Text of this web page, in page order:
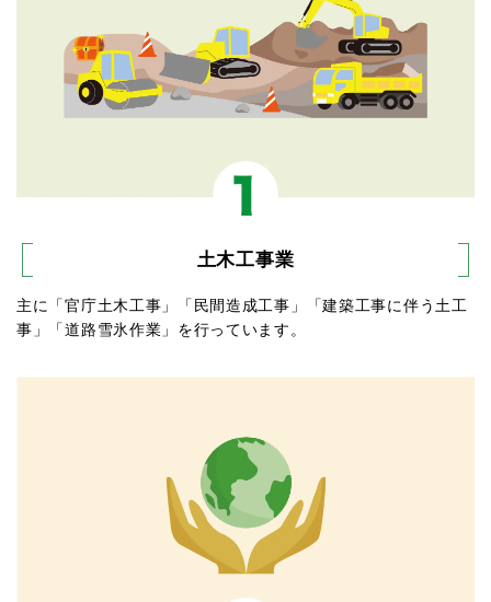
土木工事業
主に「官庁土木工事」「民間造成工事」「建築工事に伴う土工
事」「道路雪氷作業」を行っています。